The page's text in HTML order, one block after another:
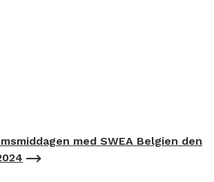
med SWEA Belgien den